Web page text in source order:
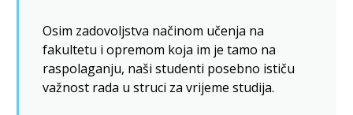
Osim zadovoljstva načinom učenja na
fakultetu i opremom koja im je tamo na
raspolaganju, naši studenti posebno ističu
važnost rada u struci za vrijeme studija.